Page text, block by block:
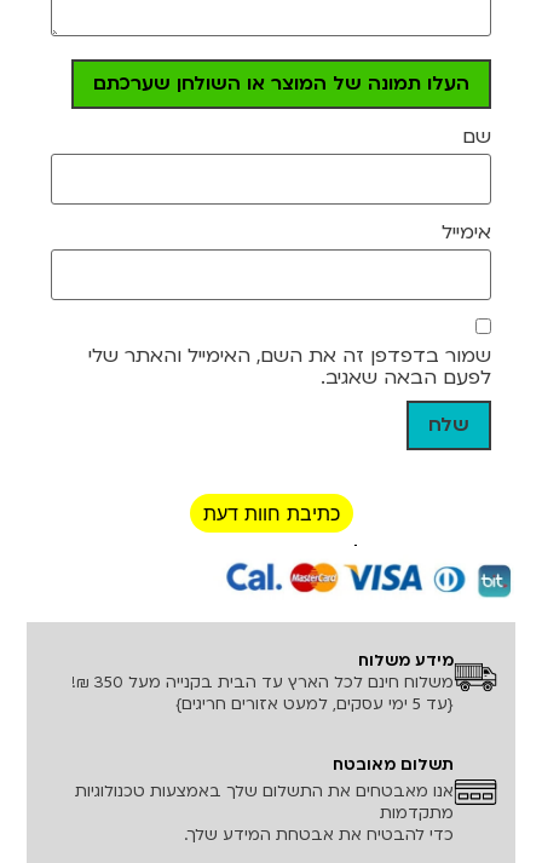
העלו תמונה של המוצר או השולחן שערכתם
שם
אימייל
שמור בדפדפן זה את השם, האימייל והאתר שלי
לפעם הבאה שאגיב.
כתיבת חוות דעת
רכישה מאובטחת!
מידע משלוח
משלוח חינם לכל הארץ עד הבית בקנייה מעל 350 ₪!
{עד 5 ימי עסקים, למעט אזורים חריגים}
תשלום מאובטח
אנו מאבטחים את התשלום שלך באמצעות טכנולוגיות
מתקדמות
כדי להבטיח את אבטחת המידע שלך.